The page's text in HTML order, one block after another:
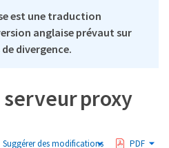
est une traduction
anglaise prévaut sur
divergence.
proxy
Suggérer des modifications PDF